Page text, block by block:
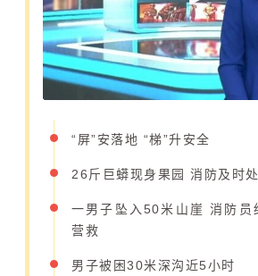
“屏”安落地 “梯”升安全
26斤巨蟒现身果园 消防及时
一男子坠入50米山崖 消防员
营救
男子被困30米深沟近5小时